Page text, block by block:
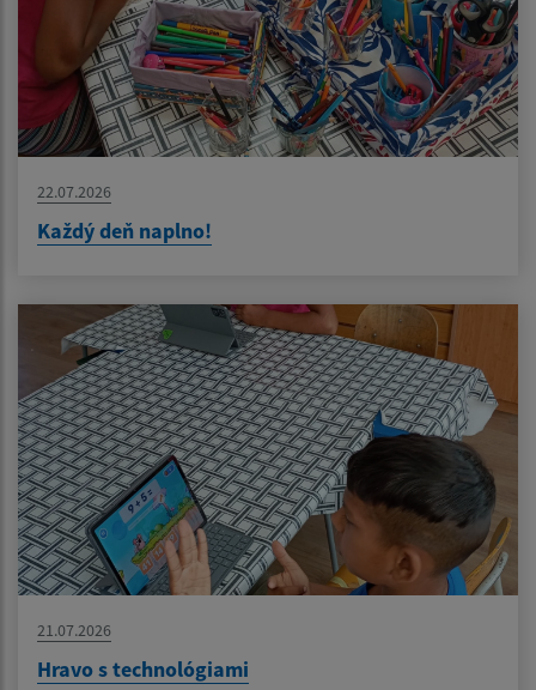
22.07.2026
Každý deň naplno!
21.07.2026
Hravo s technológiami